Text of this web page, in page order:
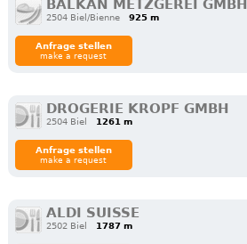
BALKAN METZGEREI GMBH
2504 Biel/Bienne 925 m
Anfrage stellen
make a request
DROGERIE KROPF GMBH
2504 Biel 1261 m
Anfrage stellen
make a request
ALDI SUISSE
2502 Biel 1787 m